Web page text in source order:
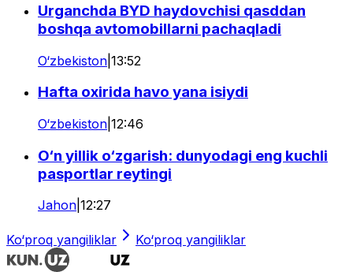
Urganchda BYD haydovchisi qasddan
boshqa avtomobillarni pachaqladi
O‘zbekiston 13:52
Hafta oxirida havo yana isiydi
O‘zbekiston 12:46
O‘n yillik o‘zgarish: dunyodagi eng kuchli
pasportlar reytingi
Jahon 12:27
Ko‘proq yangiliklar Ko‘proq yangiliklar